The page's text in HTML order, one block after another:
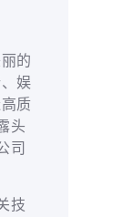
的
娱
质
头
司
技